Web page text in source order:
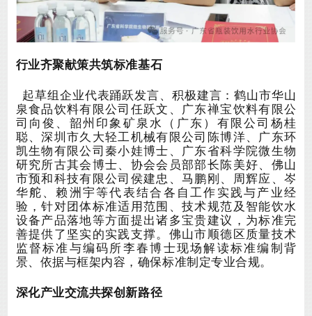
行业齐聚献策共筑标准基石
起草组 企业代表踊跃发言、积极建言：鹤山市华山
泉食品饮料有限公司任跃文 、 广东禅宝饮料有限公
司向俊 、 韶州印象矿泉水（广东）有限公司 杨桂
聪、深圳市久大轻工机械有限公司陈博洋、 广东环
凯生物有限公司秦小娃博士 、 广东省科学院微生物
研究所古其会博士、 协会会员部部长 陈美好、 佛山
市预和科技有限公司 侯建忠、马鹏刚、周辉应、岑
华舵、赖洲宇等代表结合 各自工作 实践与产业经
验，针对团体标准适用范围、技术规范及智能饮水
设备产品落地等方面提出诸多宝贵建议，为标准完
善提供了坚实的实践支撑。 佛山市顺德区质量技术
监督标准与编码所李春博士现场解读标准编制背
景、依据与框架内容，确保标准制定专业合规。
深化产业交流共探创新路径